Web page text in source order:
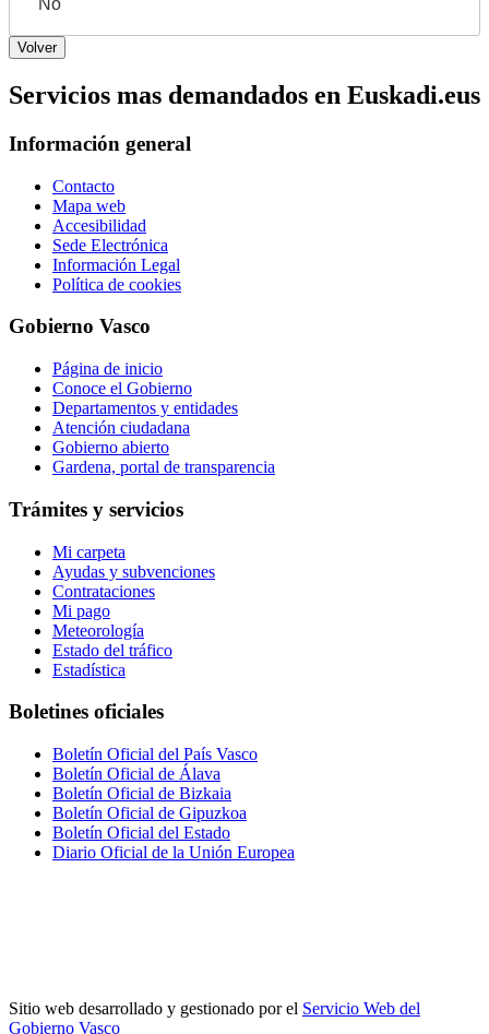
No
Servicios mas demandados en Euskadi.eus
Información general
Contacto
Mapa web
Accesibilidad
Sede Electrónica
Información Legal
Política de cookies
Gobierno Vasco
Página de inicio
Conoce el Gobierno
Departamentos y entidades
Atención ciudadana
Gobierno abierto
Gardena, portal de transparencia
Trámites y servicios
Mi carpeta
Ayudas y subvenciones
Contrataciones
Mi pago
Meteorología
Estado del tráfico
Estadística
Boletines oficiales
Boletín Oficial del País Vasco
Boletín Oficial de Álava
Boletín Oficial de Bizkaia
Boletín Oficial de Gipuzkoa
Boletín Oficial del Estado
Diario Oficial de la Unión Europea
Sitio web desarrollado y gestionado por el Servicio Web del
Gobierno Vasco